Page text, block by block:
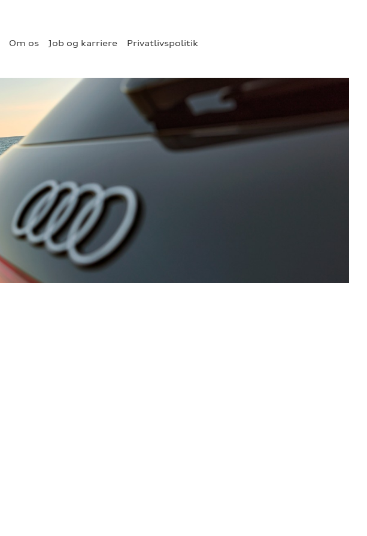
Om os Job og karriere Privatlivspolitik